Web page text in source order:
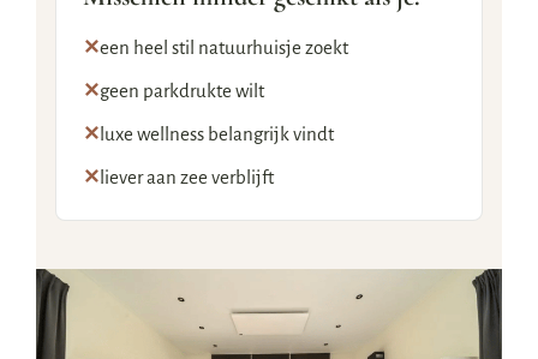
✕een heel stil natuurhuisje zoekt
✕geen parkdrukte wilt
✕ luxe wellness belangrijk vindt
✕ liever aan zee verblijft